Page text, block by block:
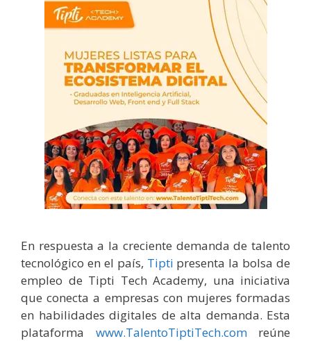
En respuesta a la creciente demanda de talento
tecnológico en el país, Tipti presenta la bolsa de
empleo de Tipti Tech Academy, una iniciativa
que conecta a empresas con mujeres formadas
en habilidades digitales de alta demanda. Esta
plataforma www.TalentoTiptiTech.comreúne